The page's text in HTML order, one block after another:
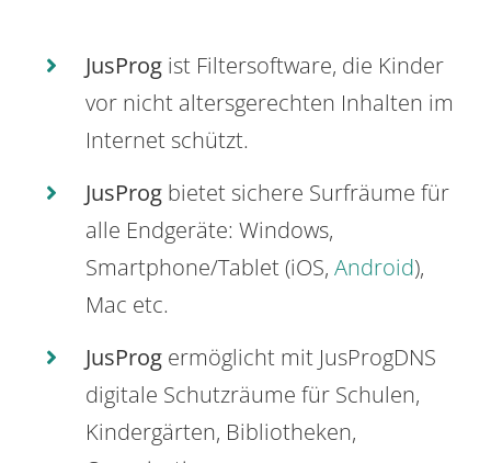
JusProg ist Filtersoftware, die Kinder
vor nicht altersgerechten Inhalten im
Internet schützt.
JusProg bietet sichere Surfräume für
alle Endgeräte: Windows,
Smartphone/Tablet (iOS, Android),
Mac etc.
JusProg ermöglicht mit JusProgDNS
digitale Schutzräume für Schulen,
Kindergärten, Bibliotheken,